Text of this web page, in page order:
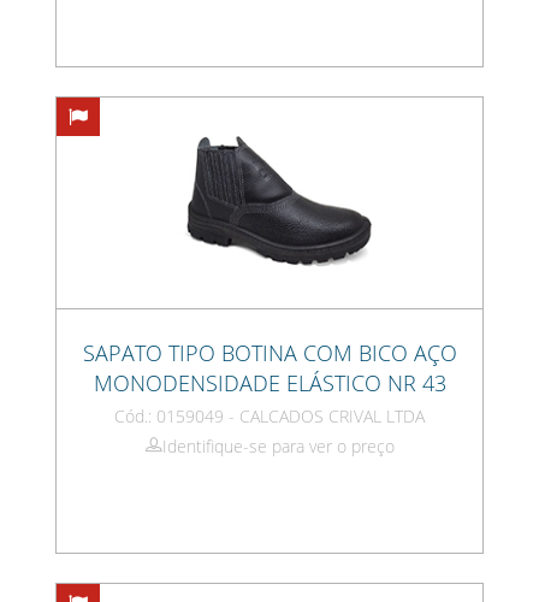
SAPATO TIPO BOTINA COM BICO AÇO
MONODENSIDADE ELÁSTICO NR 43
Cód.: 0159049 - CALCADOS CRIVAL LTDA
Identifique-se para ver o preço